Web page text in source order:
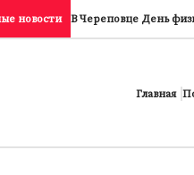
новости В Череповце День
Главная